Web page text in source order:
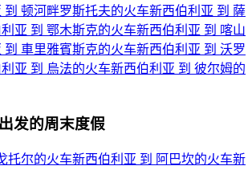
到 顿河畔罗斯托夫的火车新西伯利亚 到 薩
亚 到 鄂木斯克的火车新西伯利亚 到 喀山
到 車里雅賓斯克的火车新西伯利亚 到 沃罗
亚 到 烏法的火车新西伯利亚 到 彼尔姆的
发的周末度假
托尔的火车新西伯利亚 到 阿巴坎的火车新